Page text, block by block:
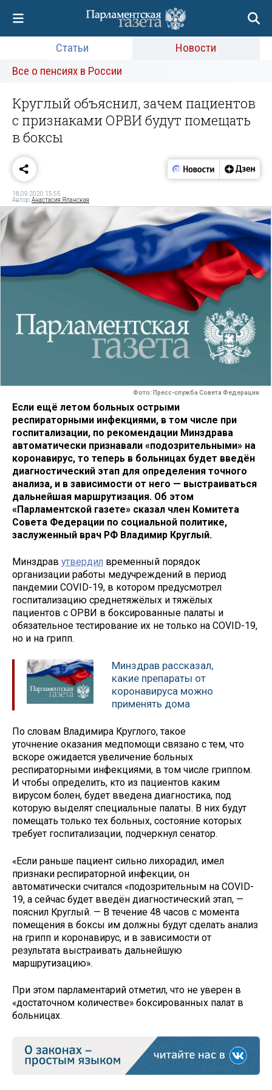
Статьи
Новости
Все о пенсиях в России
Круглый объяснил, зачем пациентов
с признаками ОРВИ будут помещать
в боксы
18.09.2020 15:55
Автор:Анастасия Яланская
Фото: Пресс-служба Совета Федерации
Если ещё летом больных острыми
респираторными инфекциями, в том числе при
госпитализации, по рекомендации Минздрава
автоматически признавали «подозрительными» на
коронавирус, то теперь в больницах будет введён
диагностический этап для определения точного
анализа, и в зависимости от него — выстраиваться
дальнейшая маршрутизация. Об этом
«Парламентской газете» сказал член Комитета
Совета Федерации по социальной политике,
заслуженный врач РФ Владимир Круглый.
Минздрав утвердил временный порядок
организации работы медучреждений в период
пандемии COVID-19, в котором предусмотрел
госпитализацию среднетяжёлых и тяжёлых
пациентов с ОРВИ в боксированные палаты и
обязательное тестирование их не только на COVID-19,
но и на грипп.
Минздрав рассказал,
какие препараты от
коронавируса можно
применять дома
По словам Владимира Круглого, такое
уточнение оказания медпомощи связано с тем, что
вскоре ожидается увеличение больных
респираторными инфекциями, в том числе гриппом.
И чтобы определить, кто из пациентов каким
вирусом болен, будет введена диагностика, под
которую выделят специальные палаты. В них будут
помещать только тех больных, состояние которых
требует госпитализации, подчеркнул сенатор.
«Если раньше пациент сильно лихорадил, имел
признаки респираторной инфекции, он
автоматически считался «подозрительным на COVID-
19, а сейчас будет введён диагностический этап, —
пояснил Круглый. — В течение 48 часов с момента
помещения в боксы им должны будут сделать анализ
на грипп и коронавирус, и в зависимости от
результата выстраивать дальнейшую
маршрутизацию».
При этом парламентарий отметил, что не уверен в
«достаточном количестве» боксированных палат в
больницах.